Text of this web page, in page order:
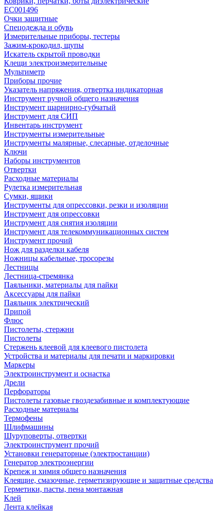
EC001496
Очки защитные
Спецодежда и обувь
Измерительные приборы, тестеры
Зажим-крокодил, щупы
Искатель скрытой проводки
Клещи электроизмерительные
Мультиметр
Приборы прочие
Указатель напряжения, отвертка индикаторная
Инструмент ручной общего назначения
Инструмент шарнирно-губчатый
Инструмент для СИП
Инвентарь инструмент
Инструменты измерительные
Инструменты малярные, слесарные, отделочные
Ключи
Наборы инструментов
Отвертки
Расходные материалы
Рулетка измерительная
Сумки, ящики
Инструменты для опрессовки, резки и изоляции
Инструмент для опрессовки
Инструмент для снятия изоляции
Инструмент для телекоммуникационных систем
Инструмент прочий
Нож для разделки кабеля
Ножницы кабельные, тросорезы
Лестницы
Лестница-стремянка
Паяльники, материалы для пайки
Аксессуары для пайки
Паяльник электрический
Припой
Флюс
Пистолеты, стержни
Пистолеты
Стержень клеевой для клеевого пистолета
Устройства и материалы для печати и маркировки
Маркеры
Электроинструмент и оснастка
Дрели
Перфораторы
Пистолеты газовые гвоздезабивные и комплектующие
Расходные материалы
Термофены
Шлифмашины
Шуруповерты, отвертки
Электроинструмент прочий
Установки генераторные (электростанции)
Генератор электроэнергии
Крепеж и химия общего назначения
Клеящие, смазочные, герметизирующие и защитные средства
Герметики, пасты, пена монтажная
Клей
Лента клейкая